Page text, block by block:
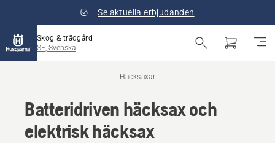
Se aktuella erbjudanden
Skog & trädgård
SE, Svenska
Häcksaxar
Batteridriven häcksax och
elektrisk häcksax